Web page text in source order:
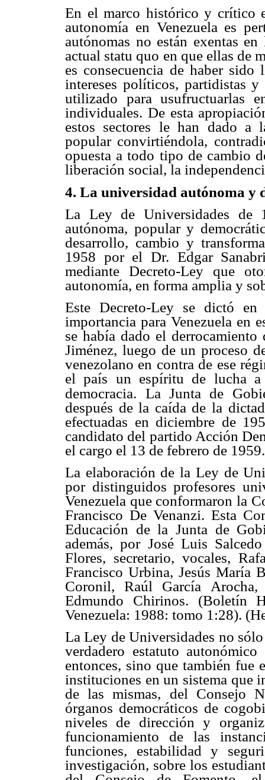
En el marco histórico y crítico
autonomía en Venezuela es
autónomas no están exentas
actual statu quo en que ellas de
es consecuencia de haber sido
intereses políticos, partidistas
utilizado para usufructuarlas
individuales. De esta
estos sectores le han dado a
popular convirtiéndola,
opuesta a todo tipo de cambio
liberación social, la
4. La universidad autónoma y
La Ley de Universidades de
autónoma, popular y
desarrollo, cambio y
1958 por el Dr. Edgar
mediante Decreto-Ley que
autonomía, en forma amplia y
Este Decreto-Ley se dictó
importancia para Venezuela en
se había dado el
Jiménez, luego de un proceso
venezolano en contra de ese
el país un espíritu de lucha
democracia. La Junta de
después de la caída de la
efectuadas en diciembre de
candidato del partido Acción
el cargo el 13 de febrero de
La elaboración de la Ley de
por distinguidos profesores
Venezuela que conformaron la
Francisco De Venanzi. Esta
Educación de la Junta de
además, por José Luis
Flores, secretario, vocales,
Francisco Urbina, Jesús María
Coronil, Raúl García
Edmundo Chirinos. (Boletín
Venezuela: 1988: tomo 1:28).
La Ley de Universidades no
verdadero estatuto
entonces, sino que también fue
instituciones en un sistema que
de las mismas, del Consejo
órganos democráticos de
niveles de dirección y
funcionamiento de las
funciones, estabilidad y
investigación, sobre los